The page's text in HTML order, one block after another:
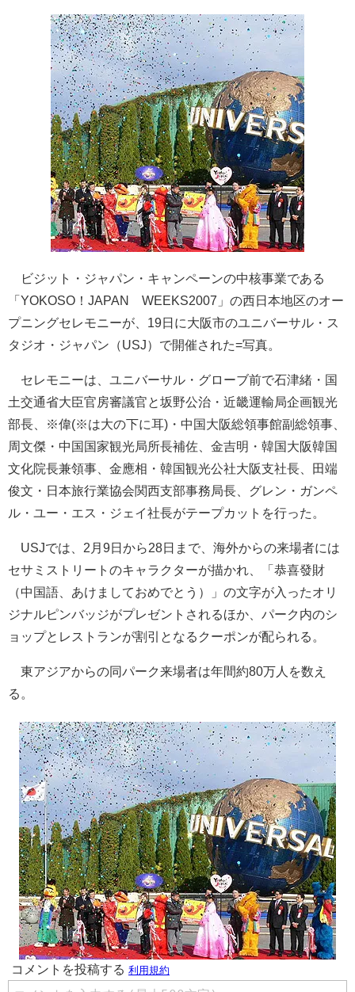
ビジット・ジャパン・キャンペーンの中核事業である
「YOKOSO！JAPAN WEEKS2007」の西日本地区のオー
プニングセレモニーが、19日に大阪市のユニバーサル・ス
タジオ・ジャパン（USJ）で開催された=写真。
セレモニーは、ユニバーサル・グローブ前で石津緒・国
土交通省大臣官房審議官と坂野公治・近畿運輸局企画観光
部長、※偉(※は大の下に耳)・中国大阪総領事館副総領事、
周文傑・中国国家観光局所長補佐、金吉明・韓国大阪韓国
文化院長兼領事、金應相・韓国観光公社大阪支社長、田端
俊文・日本旅行業協会関西支部事務局長、グレン・ガンペ
ル・ユー・エス・ジェイ社長がテープカットを行った。
USJでは、2月9日から28日まで、海外からの来場者には
セサミストリートのキャラクターが描かれ、「恭喜發財
（中国語、あけましておめでとう）」の文字が入ったオリ
ジナルピンバッジがプレゼントされるほか、パーク内のシ
ョップとレストランが割引となるクーポンが配られる。
東アジアからの同パーク来場者は年間約80万人を数え
る。